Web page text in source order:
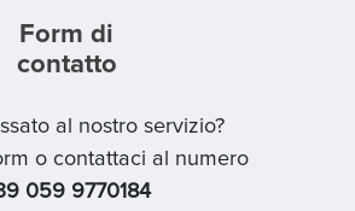
Form di
contatto
al nostro servizio?
o contattaci al numero
059 9770184